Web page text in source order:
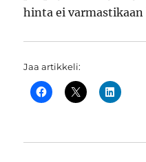
hinta ei
Jaa artikkeli: